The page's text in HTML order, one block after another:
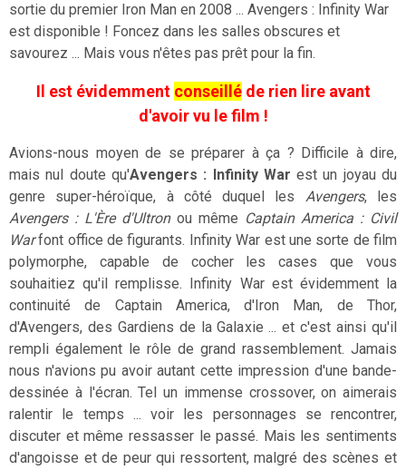
sortie du premier Iron Man en 2008 ... Avengers : Infinity War
est disponible ! Foncez dans les salles obscures et
savourez ... Mais vous n'êtes pas prêt pour la fin.
Il est évidemment conseilléde rien lire avant
d'avoir vu le film !
Avions-nous moyen de se préparer à ça ? Difficile à dire,
mais nul doute qu'Avengers : Infinity War est un joyau du
genre super-héroïque, à côté duquel les Avengers, les
Avengers : L'Ère d'Ultronou même Captain America : Civil
Warfont office de figurants. Infinity War est une sorte de film
polymorphe, capable de cocher les cases que vous
souhaitiez qu'il remplisse. Infinity War est évidemment la
continuité de Captain America, d'Iron Man, de Thor,
d'Avengers, des Gardiens de la Galaxie ... et c'est ainsi qu'il
rempli également le rôle de grand rassemblement. Jamais
nous n'avions pu avoir autant cette impression d'une bande-
dessinée à l'écran. Tel un immense crossover, on aimerais
ralentir le temps ... voir les personnages se rencontrer,
discuter et même ressasser le passé. Mais les sentiments
d'angoisse et de peur qui ressortent, malgré des scènes et